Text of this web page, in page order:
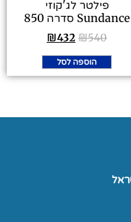
פילטר לג'קוזי
Sundance סדרה 850
₪540
₪432
הוספה לסל